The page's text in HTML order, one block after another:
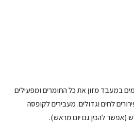
במעבד מזון את כל החומרים ומפעילים
לחים וגדולים. מעבירים לקופסה
(אפשר להכין גם יום מראש).